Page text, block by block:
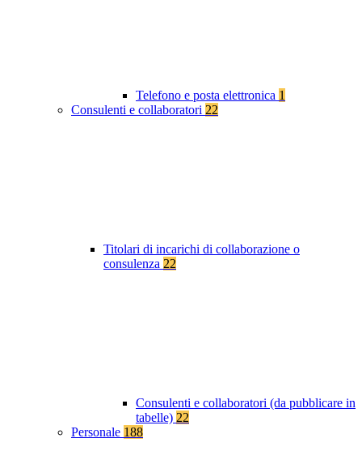
Telefono e posta elettronica 1
Consulenti e collaboratori 22
Titolari di incarichi di collaborazione o
consulenza 22
Consulenti e collaboratori (da pubblicare in
tabelle) 22
Personale 188